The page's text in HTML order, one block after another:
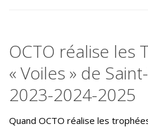
OCTO réalise les
« Voiles » de
2023-2024-2025
Quand OCTO réalise les